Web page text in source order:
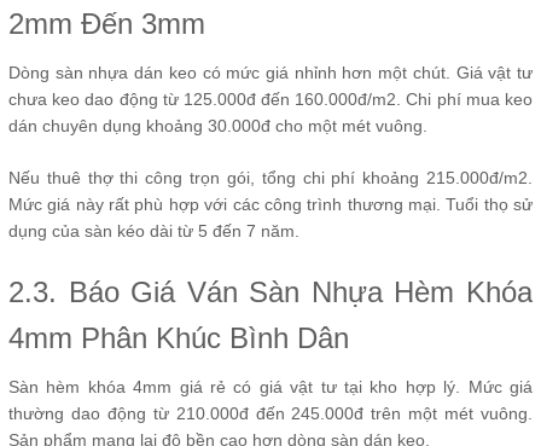
2mm Đến 3mm
Dòng sàn nhựa dán keo có mức giá nhỉnh hơn một chút. Giá vật tư
chưa keo dao động từ 125.000đ đến 160.000đ/m2. Chi phí mua keo
dán chuyên dụng khoảng 30.000đ cho một mét vuông.
Nếu thuê thợ thi công trọn gói, tổng chi phí khoảng 215.000đ/m2.
Mức giá này rất phù hợp với các công trình thương mại. Tuổi thọ sử
dụng của sàn kéo dài từ 5 đến 7 năm.
2.3. Báo Giá Ván Sàn Nhựa Hèm Khóa
4mm Phân Khúc Bình Dân
Sàn hèm khóa 4mm giá rẻ có giá vật tư tại kho hợp lý. Mức giá
thường dao động từ 210.000đ đến 245.000đ trên một mét vuông.
Sản phẩm mang lại độ bền cao hơn dòng sàn dán keo.